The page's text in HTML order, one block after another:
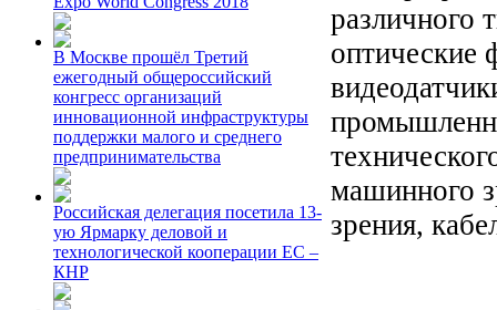
В Москве прошёл Третий
ежегодный общероссийский
конгресс организаций
инновационной инфраструктуры
поддержки малого и среднего
предпринимательства
Российская делегация посетила 13-
ую Ярмарку деловой и
технологической кооперации ЕС –
КНР
различного
оптические
машинного
зрения,